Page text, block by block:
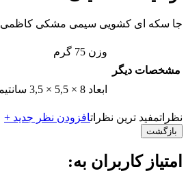
جا سکه ای کشویی سیمی مشکی کاظمی
مشخصات دیگر
وزن 75 گرم
ابعاد 8 × 5,5 × 3,5 سانتیمتر
نظراتمفید ترین نظراتافزودن نظر جدید +
بازگشت
امتیاز کاربران به: